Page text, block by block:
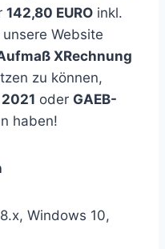
142,80 EURO inkl.
Website
XRechnung
zu können,
oder GAEB-
haben!
Windows 10,